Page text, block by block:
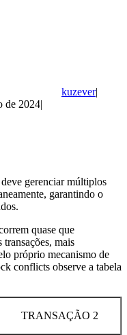
kuzever
de 2024
gerenciar múltiplos
garantindo o
quase que
transações, mais
próprio mecanismo de
conflicts observe a tabela
TRANSAÇÃO 2